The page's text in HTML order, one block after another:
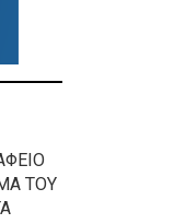
ΤΟΥ